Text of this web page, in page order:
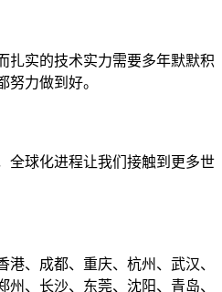
扎实的技术实力需要多年默默积
努力做到好。
全球化进程让我们接触到更多世
、成都、重庆、杭州、武汉、
、长沙、东莞、沈阳、青岛、